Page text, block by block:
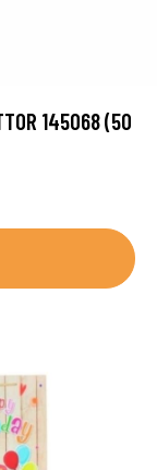
145068 (50